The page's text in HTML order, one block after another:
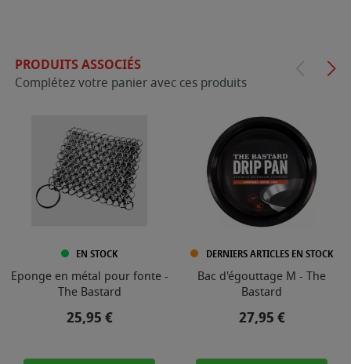
PRODUITS ASSOCIÉS
Complétez votre panier avec ces produits
EN STOCK
Eponge en métal pour fonte -
The Bastard
Prix
25,95 €
DERNIERS ARTICLES EN STOCK
Bac d'égouttage M - The
Bastard
Prix
27,95 €